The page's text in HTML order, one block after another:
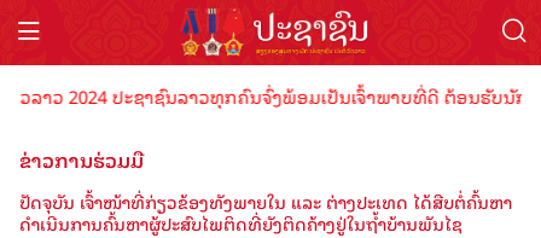
ວ 2024 ປະຊາຊົນລາວທຸກຄົນຈົ່ງພ້ອມເປັນເຈົ້າພາບທີ່ດີ ຕ້ອນຮັບນັກທ່ອ
ຂ່າວການຮ່ວມມື
ປັດຈຸບັນ ເຈົ້າໜ້າທີ່ກ່ຽວຂ້ອງທັງພາຍໃນ ແລະ ຕ່າງປະເທດ ໄດ້ສືບຕໍ່ຄົ້ນຫາ
ດຳເນີນການຄົ້ນຫາຜູ້ປະສົບໄພຕິດທີ່ຍັງຕິດຄ້າງຢູ່ໃນຖໍ້າບ້ານພັນໄຊ